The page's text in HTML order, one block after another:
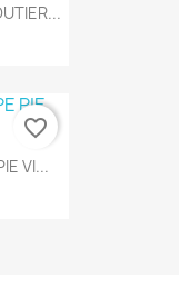
VI...
favorite_border